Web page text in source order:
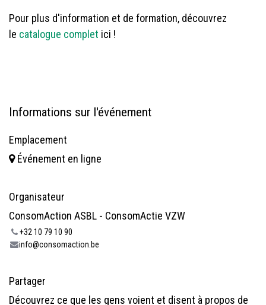
Pour plus d'information et de formation, découvrez
le catalogue complet ici !
Informations sur l'événement
Emplacement
Événement en ligne
Organisateur
ConsomAction ASBL - ConsomActie VZW
+32 10 79 10 90
info@consomaction.be
Partager
Découvrez ce que les gens voient et disent à propos de